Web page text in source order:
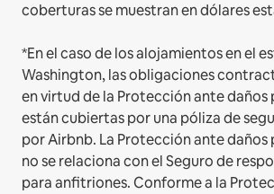
coberturas se muestran en dólares
*En el caso de los alojamientos en el
Washington, las obligaciones
en virtud de la Protección ante
están cubiertas por una póliza de
por Airbnb. La Protección ante
no se relaciona con el Seguro de
para anfitriones. Conforme a la